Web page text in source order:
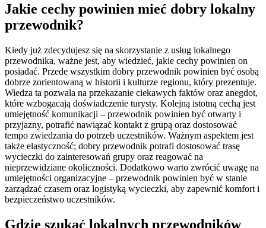
Jakie cechy powinien mieć dobry lokalny
przewodnik?
Kiedy już zdecydujesz się na skorzystanie z usług lokalnego
przewodnika, ważne jest, aby wiedzieć, jakie cechy powinien on
posiadać. Przede wszystkim dobry przewodnik powinien być osobą
dobrze zorientowaną w historii i kulturze regionu, który prezentuje.
Wiedza ta pozwala na przekazanie ciekawych faktów oraz anegdot,
które wzbogacają doświadczenie turysty. Kolejną istotną cechą jest
umiejętność komunikacji – przewodnik powinien być otwarty i
przyjazny, potrafić nawiązać kontakt z grupą oraz dostosować
tempo zwiedzania do potrzeb uczestników. Ważnym aspektem jest
także elastyczność; dobry przewodnik potrafi dostosować trasę
wycieczki do zainteresowań grupy oraz reagować na
nieprzewidziane okoliczności. Dodatkowo warto zwrócić uwagę na
umiejętności organizacyjne – przewodnik powinien być w stanie
zarządzać czasem oraz logistyką wycieczki, aby zapewnić komfort i
bezpieczeństwo uczestników.
Gdzie szukać lokalnych przewodników